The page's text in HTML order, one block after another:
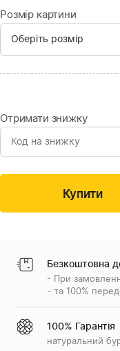
Розмір картини
Отримати знижку
Безкоштовна
- При
- та 100%
100% Гарантія
натуральний